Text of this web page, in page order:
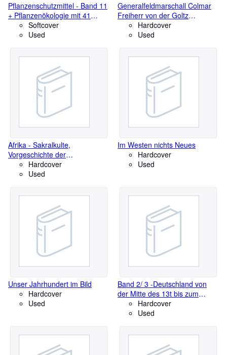
Pflanzenschutzmittel - Band 11
+ Pflanzenökologie mit 41
Abbildungen und 12 Tabellen -
Band 27 + Pflanzensoziologie
Tabellen - Band 14 ( 3 Bücher)
Softcover
Used
Generalfeldmarschall Colmar
Freiherr von der Goltz
Denkwürdigkeiten
Hardcover
Used
Afrika - Sakralkulte,
Vorgeschichte der
Hieroglyphen - Aus der
Schriften - Reihe Kulturen der
Kunstgeschichte aller Völker
Hardcover
Used
Im Westen nichts Neues
Hardcover
Used
Unser Jahrhundert im Bild
Hardcover
Used
Band 2/ 3 -Deutschland von
der Mitte des 13t bis zum
aufgehenden 15 Jh. + Band 3 -
Deutschland 1476 - 1648 +
1789 + Band 5 - Deutschland
1789 - 1815 + Band 6 -
Deutschland 1815 - 1849 +
Hardcover
Used